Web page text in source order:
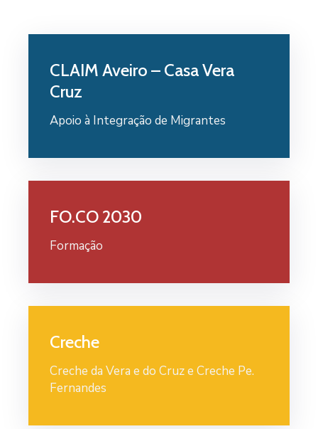
CLAIM Aveiro – Casa Vera
Cruz
Apoio à Integração de Migrantes
FO.CO 2030
Formação
Creche
Creche da Vera e do Cruz e Creche Pe.
Fernandes